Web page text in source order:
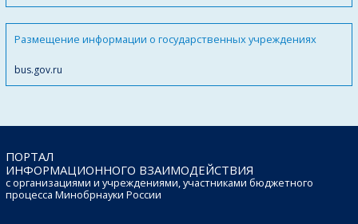
Размещение информации о государственных учреждениях
bus.gov.ru
ПОРТАЛ
ИНФОРМАЦИОННОГО ВЗАИМОДЕЙСТВИЯ
с организациями и учреждениями, участниками бюджетного
процесса Минобрнауки России